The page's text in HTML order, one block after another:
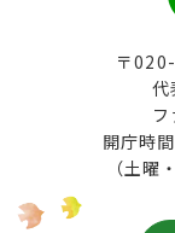
〒
開庁時
（土曜